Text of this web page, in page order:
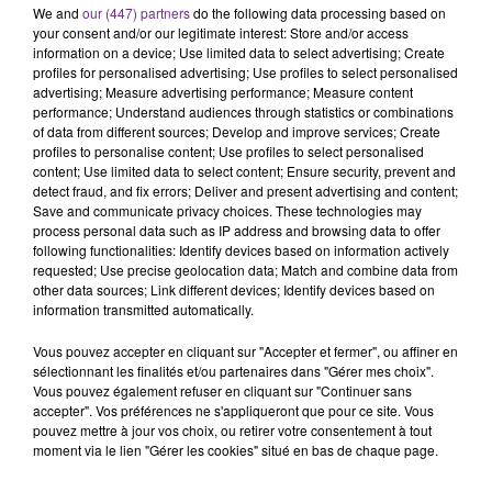
TITRES DIFFUSÉS
15h19
15h19 15h17
15h17
We and our (447) partnersdo the following data processing based on
your consent and/or our legitimate interest: Store and/or access
information on a device; Use limited data to select advertising; Create
profiles for personalised advertising; Use profiles to select personalised
advertising; Measure advertising performance; Measure content
performance; Understand audiences through statistics or combinations
of data from different sources; Develop and improve services; Create
profiles to personalise content; Use profiles to select personalised
content; Use limited data to select content; Ensure security, prevent and
detect fraud, and fix errors; Deliver and present advertising and content;
Save and communicate privacy choices. These technologies may
process personal data such as IP address and browsing data to offer
following functionalities: Identify devices based on information actively
requested; Use precise geolocation data; Match and combine data from
other data sources; Link different devices; Identify devices based on
information transmitted automatically.
Vous pouvez accepter en cliquant sur "Accepter et fermer", ou affiner en
sélectionnant les finalités et/ou partenaires dans "Gérer mes choix".
Vous pouvez également refuser en cliquant sur "Continuer sans
accepter". Vos préférences ne s'appliqueront que pour ce site. Vous
pouvez mettre à jour vos choix, ou retirer votre consentement à tout
moment via le lien "Gérer les cookies" situé en bas de chaque page.